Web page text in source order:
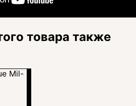
товара также